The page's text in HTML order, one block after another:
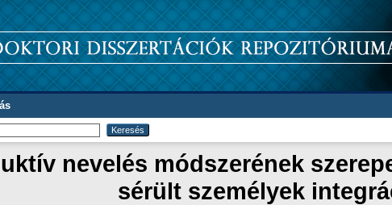
nevelés módszerének
sérült személyek